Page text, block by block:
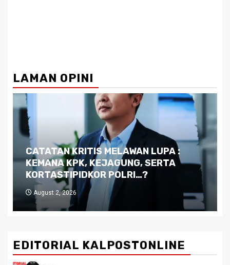
LAMAN OPINI
Dilema Kaltim di Tengah Krisis:
Kutukan Sumber Daya Alam dan
Pemimpin yang Tak Kreatif
July 29, 2026
EDITORIAL KALPOSTONLINE